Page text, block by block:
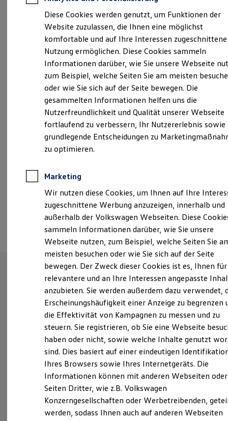
Profi Paket
TopDeal
Gebrauchtwagen
ProfiPartner für Gebrauchtwagen
Zertifizierte Gebrauchtwagen
Finanzierung
Für Privatkunden
Für Gewerbekunden
Leasing
Für Privatkunden
Für Gewerbekunden
Versicherungen & Garantien
Garantien
Kfz-Versicherung für Nutzfahrzeuge
Restschuldversicherung
Wartungsverträge
Besitzer & Service
Sommer-Special
Reparatur, Pflege & Inspektion
Servicetermin anfragen
Service-Vorteile bei Volkswagen Nutzfahrzeuge
Economy Service
Räder & Reifen Service
Ersatzfahrzeuge
Notdienst und Pannenhilfe
Software, Konnektivität & Apps
California App
VW Connect für Ihren ID. Buzz
VW Connect für Ihren Transporter/Caravelle
VW Connect für Ihren Amarok
VW Connect für andere Modelle
Connect Pro
Fleet Interface Data
Multistop Pathfinder
Übersicht Software Updates
Hilfreiches für Besitzer
Fahrerassistenz- und Sicherheitssysteme
Kontrollleuchten
Kurzfahrprofile und Ölverdünnung
Batterieverordnung
XTL-Dieselkraftstoff
Ersatzteile und Betriebsflüssigkeiten
Verantwortlich für die Inhalte auf dieser Seite ist die Autohaus
Jacob Querfurt GmbH (Impressum & Rechtliches )
Merseburger Straße 104, 06268 Querfurt
info@jacob-autohaus.de
Montag-Freitag 07:00-18:00 Uhr
Ansprechpartner
Termin vereinbaren
Unsere Leistungenim
Überblick
Service
Aktuelle Highlights
und Angebote
Diese Cookies werden genutzt, um Funktionen der
Website zuzulassen, die Ihnen eine möglichst
komfortable und auf Ihre Interessen zugeschnittene
Nutzung ermöglichen. Diese Cookies sammeln
Informationen darüber, wie Sie unsere Webseite
zum Beispiel, welche Seiten Sie am meisten
oder wie Sie sich auf der Seite bewegen. Die
gesammelten Informationen helfen uns die
Nutzerfreundlichkeit und Qualität unserer Webseite
fortlaufend zu verbessern, Ihr Nutzererlebnis sowie
grundlegende Entscheidungen zu
zu optimieren.
Marketing
Wir nutzen diese Cookies, um Ihnen auf Ihre
zugeschnittene Werbung anzuzeigen, innerhalb und
außerhalb der Volkswagen Webseiten. Diese
sammeln Informationen darüber, wie Sie unsere
Webseite nutzen, zum Beispiel, welche Seiten Sie
meisten besuchen oder wie Sie sich auf der Seite
bewegen. Der Zweck dieser Cookies ist es, Ihnen für
relevantere und an Ihre Interessen angepasste
anzubieten. Sie werden außerdem dazu verwendet,
Erscheinungshäufigkeit einer Anzeige zu begrenzen
die Effektivität von Kampagnen zu messen und zu
steuern. Sie registrieren, ob Sie eine Webseite
haben oder nicht, sowie welche Inhalte genutzt
sind. Dies basiert auf einer eindeutigen
Ihres Browsers sowie Ihres Internetgeräts. Die
Informationen können mit anderen Webseiten oder
Seiten Dritter, wie z.B. Volkswagen
Konzerngesellschaften oder Werbetreibenden,
werden, sodass Ihnen auch auf anderen Webseiten